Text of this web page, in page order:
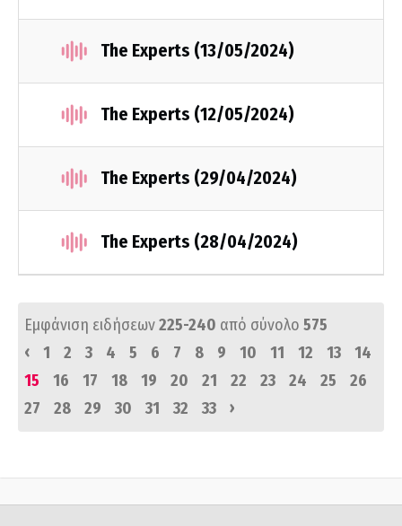
The Experts (13/05/2024)
The Experts (12/05/2024)
The Experts (29/04/2024)
The Experts (28/04/2024)
Εμφάνιση ειδήσεων225-240 από σύνολο 575
‹
1 2 3 4 5 6 7 8 9 10 11 12 13
14
15
16 17 18 19 20 21 22 23 24 25
26
27
28 29 30 31 32 33 ›